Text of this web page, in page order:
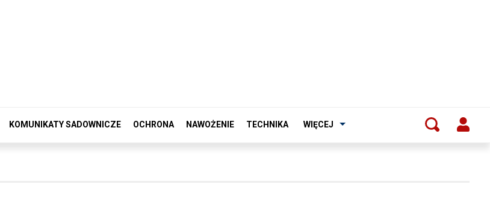
KOMUNIKATY SADOWNICZE OCHRONA NAWOŻENIE TECHNIKA WIĘCEJ